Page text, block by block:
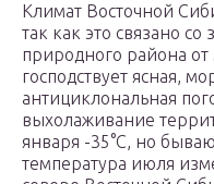
Климат Восточной
так как это связано
природного района
господствует ясная,
антициклональная
выхолаживание
января -35°С, но
температура июля